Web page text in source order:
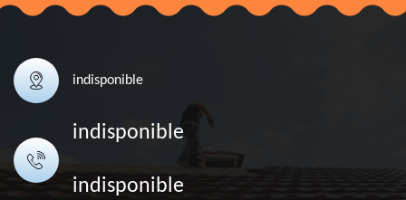
indisponible
indisponible
indisponible